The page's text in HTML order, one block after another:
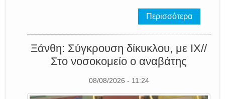
Περισσότερα
Ξάνθη: Σύγκρουση δίκυκλου, με ΙΧ//
Στο νοσοκομείο ο αναβάτης
08/08/2026 - 11:24